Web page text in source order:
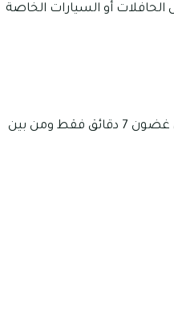
على استقلال الحافلات أو السيارات الخاصة
يحظى مجمع أفينيدا 1 بوجود مجموعة من أفضل المدارس، وهى يمكن الوصول إليها في غضون 7 دقائق فقط ومن بين